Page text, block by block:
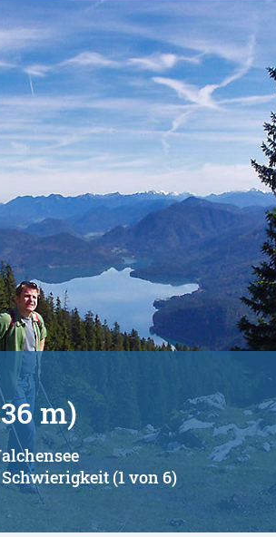
Art der Tour:
Schwierigkeitsgrad:
Kondition (Tourdauer):
von
m)
Schwierigkeit (1 von 6)